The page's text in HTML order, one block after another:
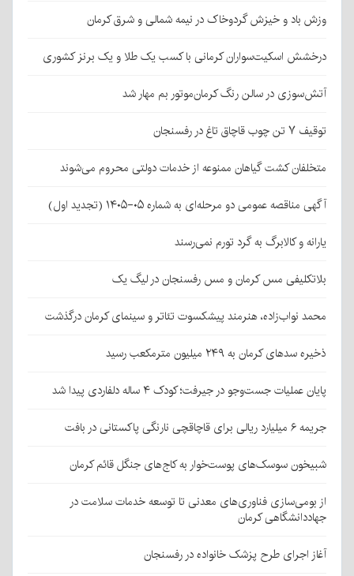
وزش باد و خیزش گردوخاک در نیمه شمالی و شرق کرمان
درخشش اسکیت‌سواران کرمانی با کسب یک طلا و یک برنز کشوری
آتش‌سوزی در سالن رنگ کرمان‌موتور بم مهار شد
توقیف ۷ تن چوب قاچاق تاغ در رفسنجان
متخلفان کشت گیاهان ممنوعه از خدمات دولتی محروم می‌شوند
آگهی مناقصه عمومی دو مرحله‌ای به شماره ۰۵-۱۴۰۵ (تجدید اول)
یارانه و کالابرگ به گرد تورم نمی‌رسند
بلاتکلیفی مس کرمان و مس رفسنجان در لیگ یک
محمد نواب‌زاده، هنرمند پیشکسوت تئاتر و سینمای کرمان درگذشت
ذخیره سدهای کرمان به ۲۴۹ میلیون مترمکعب رسید
پایان عملیات جست‌وجو در جیرفت؛ کودک ۴ ساله دلفاردی پیدا شد
جریمه ۶ میلیارد ریالی برای قاچاقچی نارنگی پاکستانی در بافت
شبیخون سوسک‌های پوست‌خوار به کاج‌های جنگل قائم کرمان
از بومی‌سازی فناوری‌های معدنی تا توسعه خدمات سلامت در
جهاددانشگاهی کرمان
آغاز اجرای طرح پزشک خانواده در رفسنجان